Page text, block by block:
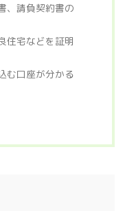
、請負契約書の
住宅などを証明
む口座が分かる